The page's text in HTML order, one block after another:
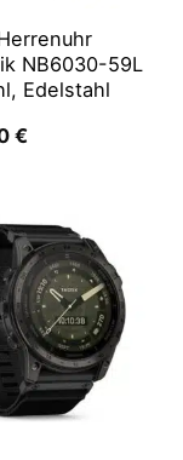
NB6030-59L
Edelstahl
€